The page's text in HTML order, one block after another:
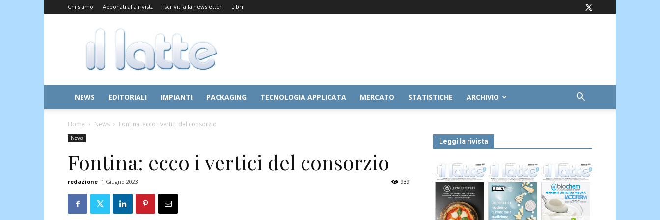
Chi siamo Abbonati alla rivista Iscriviti alla newsletter Libri
Il
Latte
NEWS EDITORIALI IMPIANTI PACKAGING TECNOLOGIA APPLICATA MERCATO STATISTICHE ARCHIVIO
Home News Fontina: ecco i vertici del consorzio
News
Fontina: ecco i vertici del consorzio
redazione 1 Giugno 2023 939
Leggi la rivista